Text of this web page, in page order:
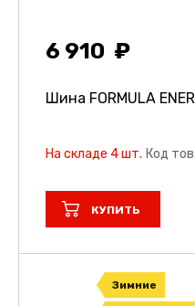
6 910
Шина FORMULA
На складе 4 шт. Код
КУПИТЬ
Зимние